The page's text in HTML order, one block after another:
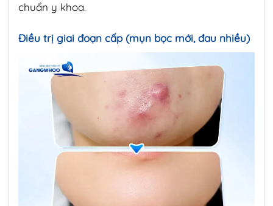
chuẩn y khoa.
Điều trị giai đoạn cấp (mụn bọc mới, đau nhiều)